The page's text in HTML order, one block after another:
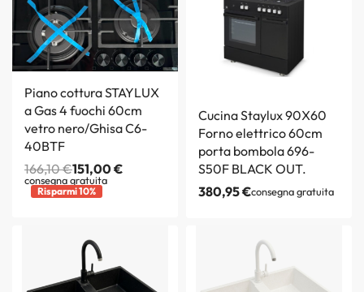
Piano cottura STAYLUX
a Gas 4 fuochi 60cm
vetro nero/Ghisa C6-
40BTF
166,10€151,00€
consegna gratuita
Risparmi 10%
Cucina Staylux 90X60
Forno elettrico 60cm
porta bombola 696-
S50F BLACK OUT.
380,95€consegna gratuita